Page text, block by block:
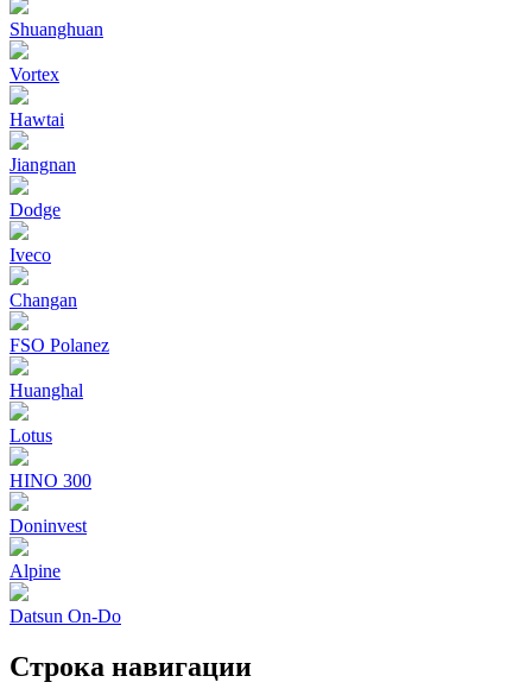
Shuanghuan
Vortex
Hawtai
Jiangnan
Dodge
Iveco
Changan
FSO Polanez
Huanghal
Lotus
HINO 300
Doninvest
Alpine
Datsun On-Do
Строка навигации